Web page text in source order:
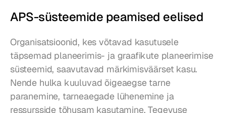
APS-süsteemide peamised eelised
Organisatsioonid, kes võtavad kasutusele
täpsemad planeerimis- ja graafikute planeerimise
süsteemid, saavutavad märkimisväärset kasu.
Nende hulka kuuluvad õigeaegse tarne
paranemine, tarneaegade lühenemine ja
ressursside tõhusam kasutamine. Tegevuse